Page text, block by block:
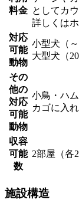
料金 としてカ
詳しくは
対応
可能
動物
小型犬（
大型犬（
その
他の
対応
可能
動物
小鳥・ハ
カゴに入
収容
可能
数
2部屋（各
施設構造